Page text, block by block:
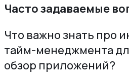
Часто задаваемые
Что важно знать про
тайм-менеджмента
обзор приложений?